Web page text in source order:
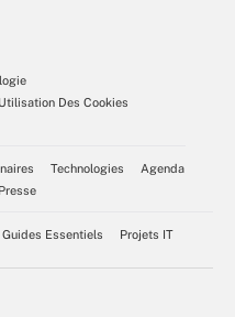
Utilisation Des Cookies
Technologies
Agenda
Guides Essentiels Projets IT